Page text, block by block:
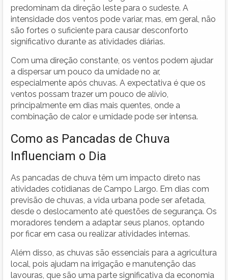
predominam da direção leste para o sudeste. A
intensidade dos ventos pode variar, mas, em geral, não
são fortes o suficiente para causar desconforto
significativo durante as atividades diárias.
Com uma direção constante, os ventos podem ajudar
a dispersar um pouco da umidade no ar,
especialmente após chuvas. A expectativa é que os
ventos possam trazer um pouco de alívio,
principalmente em dias mais quentes, onde a
combinação de calor e umidade pode ser intensa.
Como as Pancadas de Chuva
Influenciam o Dia
As pancadas de chuva têm um impacto direto nas
atividades cotidianas de Campo Largo. Em dias com
previsão de chuvas, a vida urbana pode ser afetada,
desde o deslocamento até questões de segurança. Os
moradores tendem a adaptar seus planos, optando
por ficar em casa ou realizar atividades internas.
Além disso, as chuvas são essenciais para a agricultura
local, pois ajudam na irrigação e manutenção das
lavouras, que são uma parte significativa da economia